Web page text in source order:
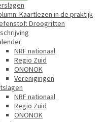
Kaartlezen in de praktijk
Droogritten
NRF nationaal
Regio Zuid
ONONOK
Verenigingen
NRF nationaal
Regio Zuid
ONONOK